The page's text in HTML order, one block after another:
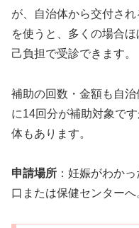
が、自治体から交付され
を使うと、多くの場合
己負担で受診できます。
補助の回数・金額も自
に14回分が補助対象で
体もあります。
申請場所 ：妊娠がわか
口または保健センターへ